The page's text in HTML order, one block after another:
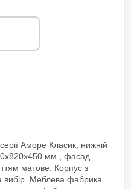
Аморе Класик, нижній
мм., фасад
матове. Корпус з
вибір. Меблева фабрика